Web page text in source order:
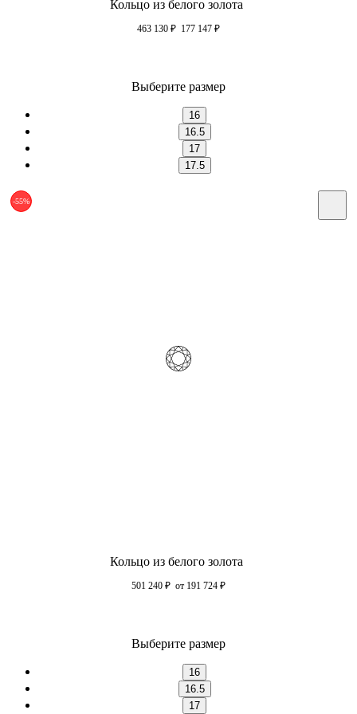
Кольцо из белого золота
463 130 ₽ 177 147 ₽
Выберите размер
16
16.5
17
17.5
-55%
Кольцо из белого золота
501 240 ₽ от 191 724 ₽
Выберите размер
16
16.5
17